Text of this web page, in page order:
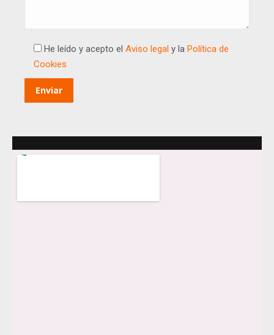
He leído y acepto el Aviso legal y la Política de
Cookies